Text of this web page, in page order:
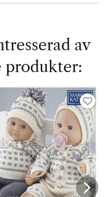
av
produkter: